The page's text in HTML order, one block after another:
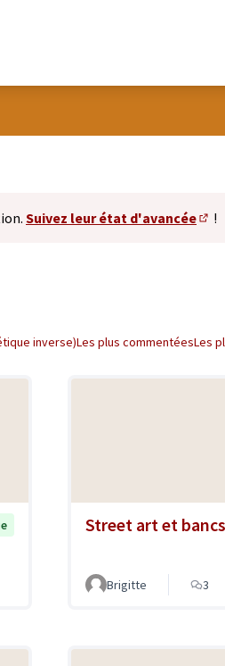
Suivez leur état d'avancée
!
inverse)Les plus commentéesLes
Street art et bancs
Brigitte 3